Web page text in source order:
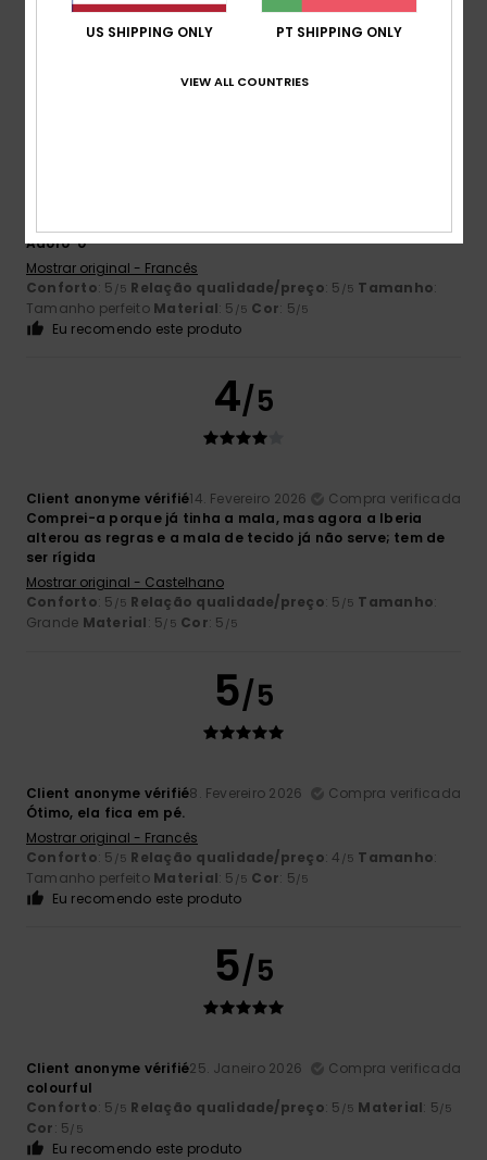
Adoro-o
Mostrar original - Francês
Conforto: 5 /5 Relação qualidade/preço: 5 /5 Tamanho:
Tamanho perfeito Material: 5 /5 Cor: 5/5
Eu recomendo este produto
4/5
Client anonyme vérifié14. Fevereiro 2026
Compra verificada
Comprei-a porque já tinha a mala, mas agora a Iberia
alterou as regras e a mala de tecido já não serve; tem de
ser rígida
Mostrar original - Castelhano
Conforto: 5 /5 Relação qualidade/preço: 5 /5 Tamanho:
Grande Material: 5/5 Cor: 5 /5
5/5
Client anonyme vérifié8. Fevereiro 2026
Compra verificada
Ótimo, ela fica em pé.
Mostrar original - Francês
Conforto: 5 /5 Relação qualidade/preço: 4 /5 Tamanho:
Tamanho perfeito Material: 5 /5 Cor: 5/5
Eu recomendo este produto
5/5
Client anonyme vérifié25. Janeiro 2026
Compra verificada
colourful
Conforto: 5 /5 Relação qualidade/preço: 5 /5 Material: 5/5
Cor: 5/5
Eu recomendo este produto
US SHIPPING ONLY PT SHIPPING ONLY
VIEW ALL COUNTRIES